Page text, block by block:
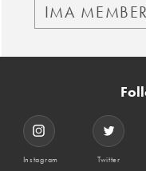
IMA
Instagram Twitter